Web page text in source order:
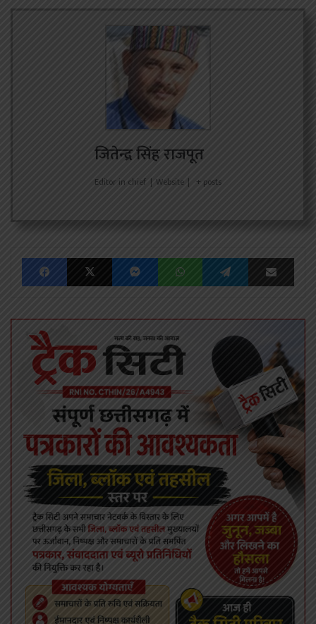
जितेन्द्र सिंह राजपूत
Editor in chief | Website | + posts
FacebookX MessengerWhatsAppTelegram Share via Email